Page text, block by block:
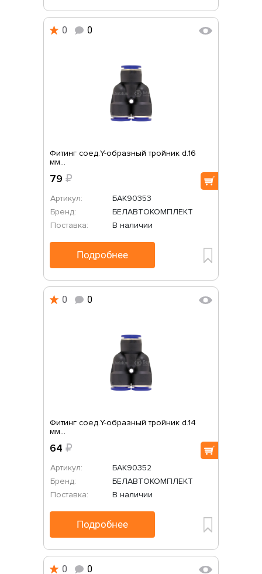
0 0
Фитинг соед.Y-образный тройник d.16
мм...
79 ₽
Артикул:
БАК90353
Бренд:
БЕЛАВТОКОМПЛЕКТ
Поставка:
В наличии
Подробнее
0 0
Фитинг соед.Y-образный тройник d.14
мм...
64 ₽
Артикул:
БАК90352
Бренд:
БЕЛАВТОКОМПЛЕКТ
Поставка:
В наличии
Подробнее
0 0